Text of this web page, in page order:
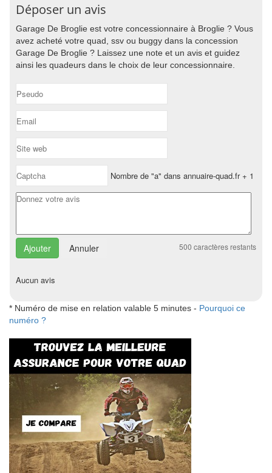
Déposer un avis
Garage De Broglie est votre concessionnaire à Broglie ? Vous
avez acheté votre quad, ssv ou buggy dans la concession
Garage De Broglie ? Laissez une note et un avis et guidez
ainsi les quadeurs dans le choix de leur concessionnaire.
Nombre de "a" dans annuaire-quad.fr + 1
Annuler 500 caractères restants
Aucun avis
* Numéro de mise en relation valable 5 minutes - Pourquoi ce
numéro ?